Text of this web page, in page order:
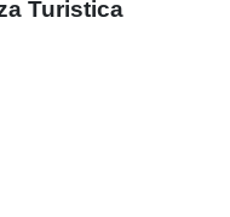
Turistica